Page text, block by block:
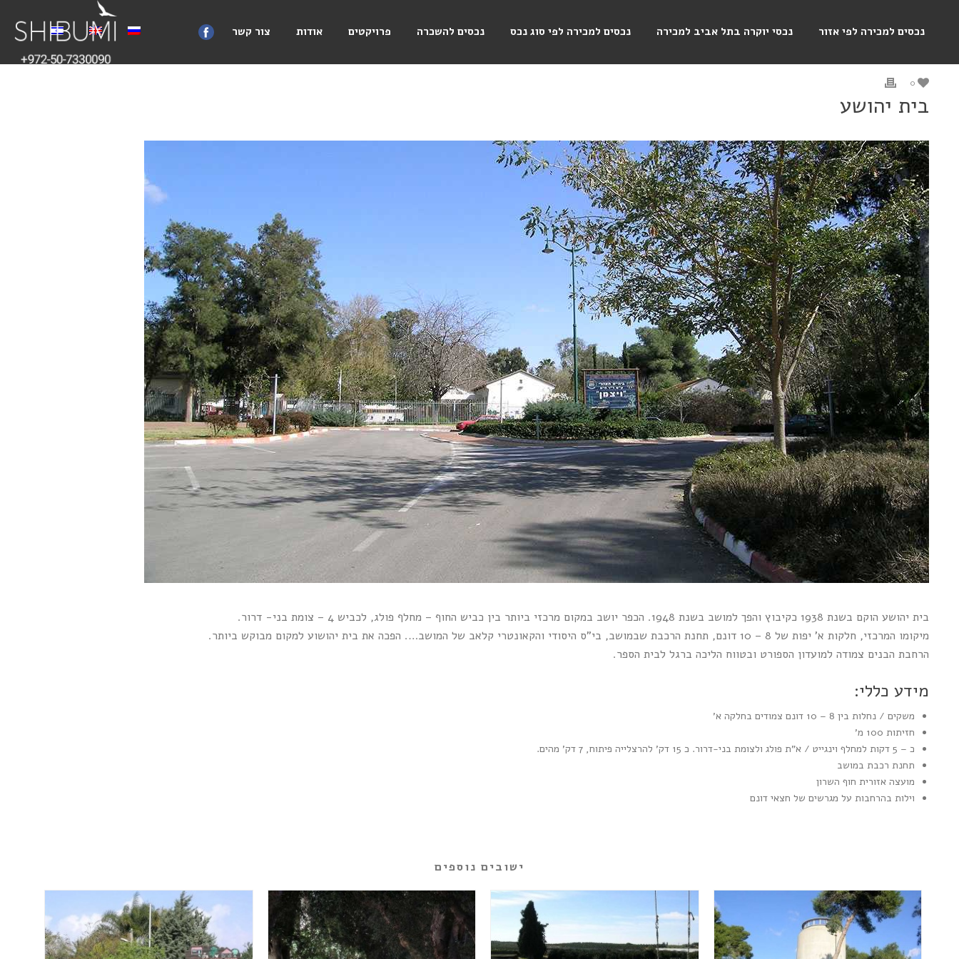
נכסים למכירה לפי אזור נכסי יוקרה בתל אביב למכירה נכסים למכירה לפי סוג נכס נכסים להשכרה פרויקטים אודות צור קשר
0
בית יהושע
בית יהושע הוקם בשנת 1938 כקיבוץ והפך למושב בשנת 1948. הכפר יושב במקום מרכזי ביותר בין כביש החוף – מחלף פולג, לכביש 4 – צומת בני- דרור.
מיקומו המרכזי, חלקות א' יפות של 8 – 10 דונם, תחנת הרכבת שבמושב, בי"ס היסודי והקאונטרי קלאב של המושב…. הפכה את בית יהושוע למקום מבוקש ביותר.
הרחבת הבנים צמודה למועדון הספורט ובטווח הליכה ברגל לבית הספר.
מידע כללי:
משקים / נחלות בין 8 – 10 דונם צמודים בחלקה א'
חזיתות 100 מ'
כ – 5 דקות למחלף וינגייט / א"ת פולג ולצומת בני-דרור. כ 15 דק' להרצלייה פיתוח, 7 דק' מהים.
תחנת רכבת במושב
מועצה אזורית חוף השרון
וילות בהרחבות על מגרשים של חצאי דונם
ישובים נוספים